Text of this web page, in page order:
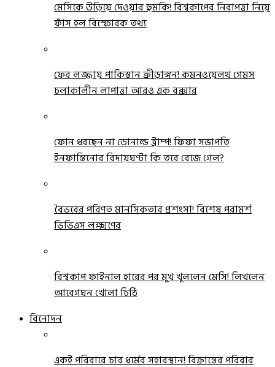
মেসিকে উড়িয়ে দেওয়ার হুমকি! বিশ্বকাপের নিরাপত্তা নিয়ে
ফাঁস হল বিস্ফোরক তথ্য
ফের লজ্জায় পাকিস্তান ক্রীড়াঙ্গন! কমনওয়েলথ গেমস
চলাকালীন লাপাত্তা আরও এক বক্সার
ফোন ধরছেন না ডোনাল্ড ট্রাম্প! ফিফা সভাপতি
ইনফান্তিনোর বিদায়ঘণ্টা কি তবে বেজে গেল?
বৈভবের পরিণত মানসিকতার প্রশংসা! বিশেষ পরামর্শ
ভিভিএস লক্ষ্মণের
বিশ্বকাপ ফাইনাল হারের পর মুখ খুললেন মেসি! লিখলেন
আবেগঘন খোলা চিঠি
বিনোদন
একই পরিবারে চার ধর্মের সহাবস্থান! বিক্রান্তের পরিবার